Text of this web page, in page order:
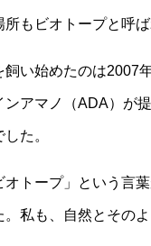
もビオトープと呼ば
い始めたのは2007
アマノ（ADA）が
た。
オトープ」という言
私も、自然とその